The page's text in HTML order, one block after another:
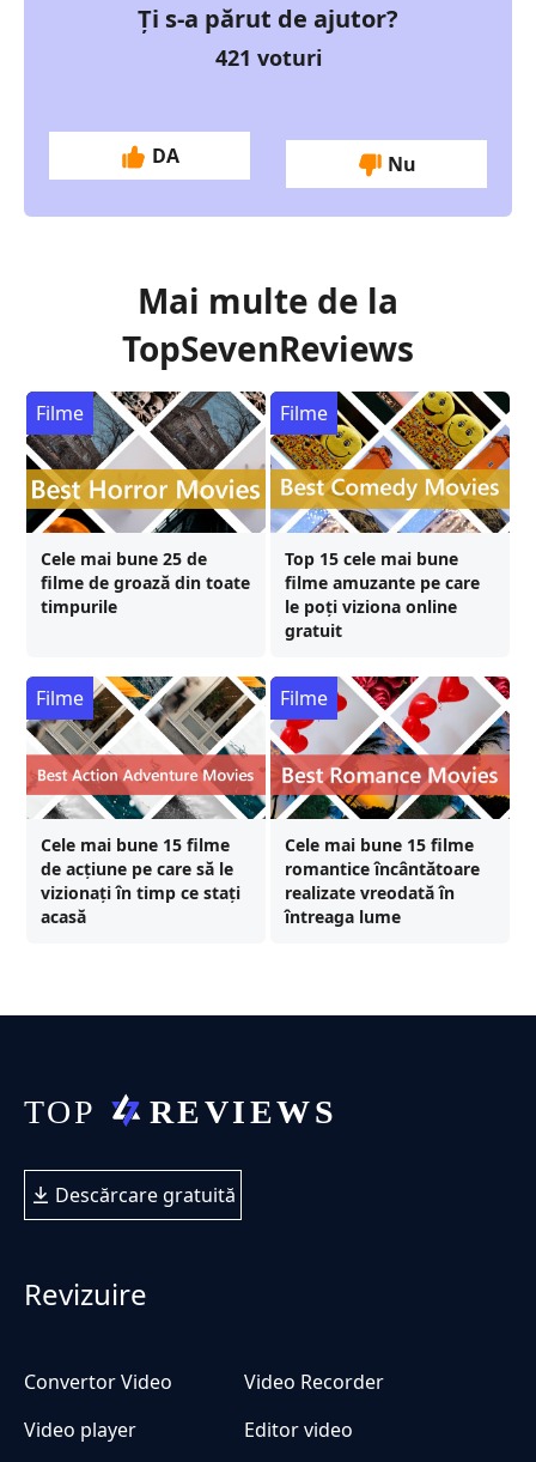
Ți s-a părut de ajutor?
421 voturi
DA Nu
Mai multe de la
TopSevenReviews
Cele mai bune 25 de
filme de groază din toate
timpurile
Filme
Top 15 cele mai bune
filme amuzante pe care
le poți viziona online
gratuit
Filme
Cele mai bune 15 filme
de acțiune pe care să le
vizionați în timp ce stați
acasă
Filme
Cele mai bune 15 filme
romantice încântătoare
realizate vreodată în
întreaga lume
Filme
Descărcare gratuită
Revizuire
Convertor Video
Video Recorder
Video player
Editor video